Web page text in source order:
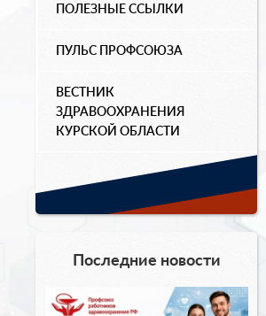
ПОЛЕЗНЫЕ ССЫЛКИ
ПУЛЬС ПРОФСОЮЗА
ВЕСТНИК
ЗДРАВООХРАНЕНИЯ
КУРСКОЙ ОБЛАСТИ
Последние новости